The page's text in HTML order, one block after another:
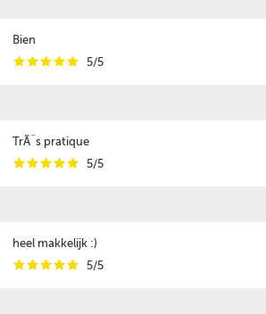
Bien
iiiii 5/5
TrÃ¨s pratique
iiiii 5/5
heel makkelijk :)
iiiii 5/5